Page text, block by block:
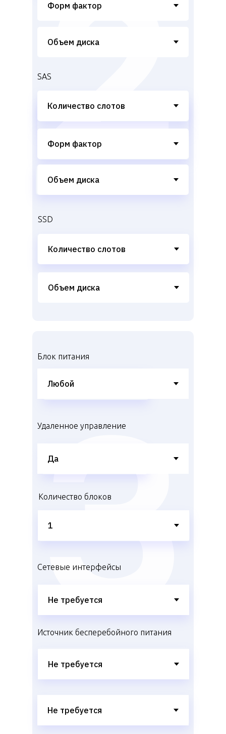
SAS
SSD
Блок питания
Удаленное управление
Количество блоков
Источник бесперебойного питания
Сетевые интерфейсы